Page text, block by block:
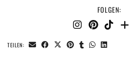
FOLGEN:
TEILEN: